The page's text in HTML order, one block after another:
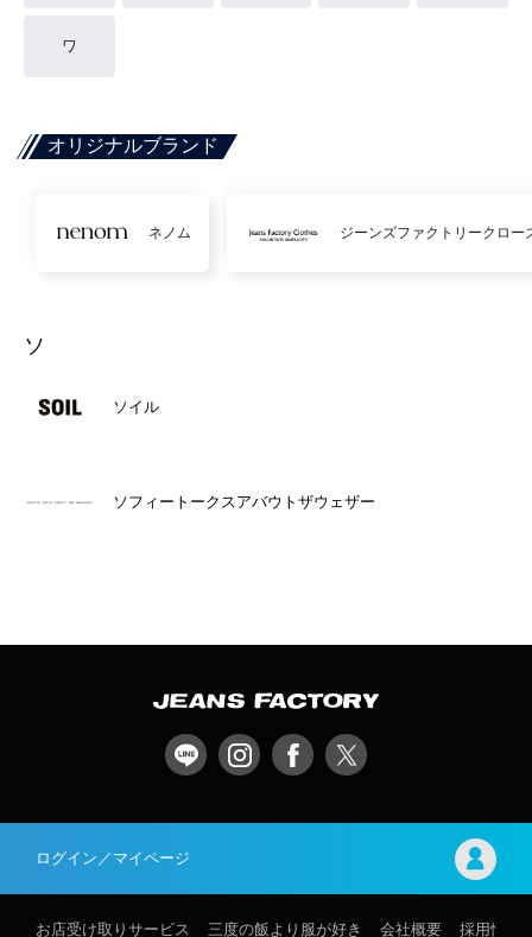
ワ
オリジナルブランド
ネノム ジーンズファクトリークロー
ソ
ソイル
ソフィートークスアバウトザウェザー
ログイン／マイページ
お店受け取りサービス 三度の飯より服が好き 会社概要 採用情報